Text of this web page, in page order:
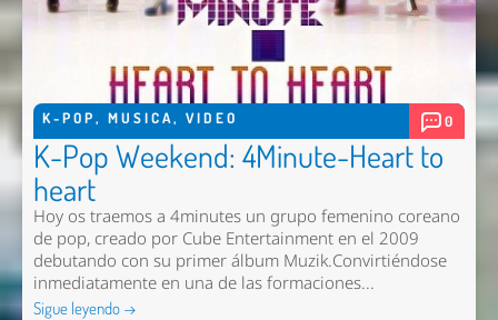
K-POP, MUSICA, VIDEO 0
K-Pop Weekend: 4Minute-Heart to
heart
Hoy os traemos a 4minutes un grupo femenino coreano
de pop, creado por Cube Entertainment en el 2009
debutando con su primer álbum Muzik.Convirtiéndose
inmediatamente en una de las formaciones...
Sigue leyendo →